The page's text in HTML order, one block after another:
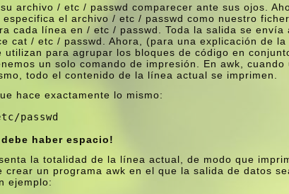
archivo / etc / passwd comparecer ante sus ojos.
el archivo / etc / passwd como nuestro
cada lí­nea en / etc / passwd. Toda la salida se enví­a
cat / etc / passwd. Ahora, (para una explicación de
utilizan para agrupar los bloques de código en
un solo comando de impresión. En awk, cuando
todo el contenido de la lí­nea actual se imprimen.
hace exactamente lo mismo:
passwd
haber espacio!
la totalidad de la lí­nea actual, de modo que
crear un programa awk en el que la salida de datos
ejemplo: